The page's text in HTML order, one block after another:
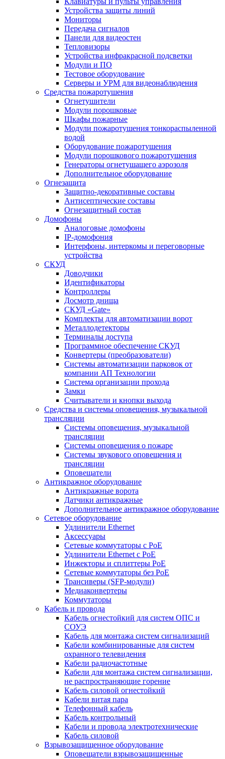
Устройства защиты линий
Мониторы
Передача сигналов
Панели для видеостен
Тепловизоры
Устройства инфракрасной подсветки
Модули и ПО
Тестовое оборудование
Серверы и УРМ для видеонаблюдения
Средства пожаротушения
Огнетушители
Модули порошковые
Шкафы пожарные
Модули пожаротушения тонкораспыленной
водой
Оборудование пожаротушения
Модули порошкового пожаротушения
Генераторы огнетушащего аэрозоля
Дополнительное оборудование
Огнезащита
Защитно-декоративные составы
Антисептические составы
Огнезащитный состав
Домофоны
Аналоговые домофоны
IP-домофония
Интерфоны, интеркомы и переговорные
устройства
СКУД
Доводчики
Идентификаторы
Контроллеры
Досмотр днища
СКУД «Gate»
Комплекты для автоматизации ворот
Металлодетекторы
Терминалы доступа
Программное обеспечение СКУД
Конвертеры (преобразователи)
Системы автоматизации парковок от
компании АП Технологии
Система организации прохода
Замки
Считыватели и кнопки выхода
Средства и системы оповещения, музыкальной
трансляции
Системы оповещения, музыкальной
трансляции
Системы оповещения о пожаре
Системы звукового оповещения и
трансляции
Оповещатели
Антикражное оборудование
Антикражные ворота
Датчики антикражные
Дополнительное антикражное оборудование
Сетевое оборудование
Удлинители Ethernet
Аксессуары
Сетевые коммутаторы с РоЕ
Удлинители Ethernet с PoE
Инжекторы и сплиттеры РоЕ
Сетевые коммутаторы без РоЕ
Трансиверы (SFP-модули)
Медиаконвертеры
Коммутаторы
Кабель и провода
Кабель огнестойкий для систем ОПС и
СОУЭ
Кабель для монтажа систем сигнализаций
Кабели комбинированные для систем
охранного телевидения
Кабели радиочастотные
Кабели для монтажа систем сигнализации,
не распространяющие горение
Кабель силовой огнестойкий
Кабели витая пара
Телефонный кабель
Кабель контрольный
Кабели и провода электротехнические
Кабель силовой
Взрывозащищенное оборудование
Оповещатели взрывозащищенные